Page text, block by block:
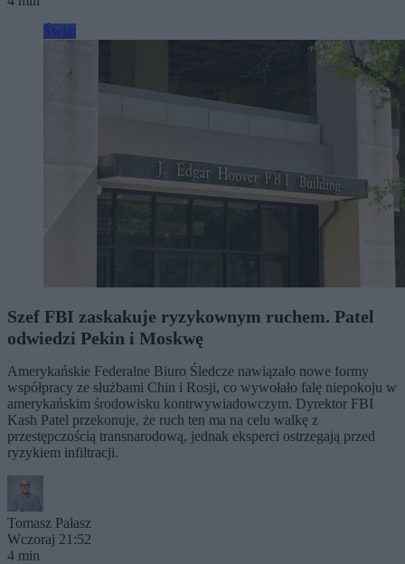
Szef FBI zaskakuje ryzykownym ruchem. Patel
odwiedzi Pekin i Moskwę
Amerykańskie Federalne Biuro Śledcze nawiązało nowe formy
współpracy ze służbami Chin i Rosji, co wywołało falę niepokoju w
amerykańskim środowisku kontrwywiadowczym. Dyrektor FBI
Kash Patel przekonuje, że ruch ten ma na celu walkę z
przestępczością transnarodową, jednak eksperci ostrzegają przed
ryzykiem infiltracji.
Tomasz Pałasz
Wczoraj 21:52
4 min